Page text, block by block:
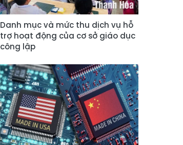
Danh mục và mức thu dịch vụ hỗ
trợ hoạt động của cơ sở giáo dục
công lập